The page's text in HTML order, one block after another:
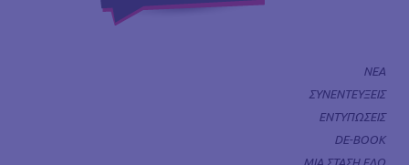
ΝΕΑ
ΣΥΝΕΝΤΕΥΞΕΙΣ
ΕΝΤΥΠΩΣΕΙΣ
DE-BOOK
ΜΙΑ ΣΤΑΣΗ ΕΔΩ